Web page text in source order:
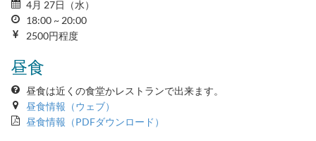
4月 27日（水）
18:00 ~ 20:00
2500円程度
昼食
昼食は近くの食堂かレストランで出来ます。
昼食情報（ウェブ）
昼食情報（PDFダウンロード）